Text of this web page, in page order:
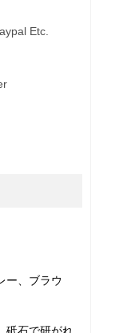
Etc.
ー、ブラウ
砥石で研がれ